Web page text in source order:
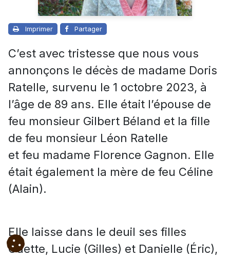
Imprimer Partager
C’est avec tristesse que nous vous
annonçons le décès de madame Doris
Ratelle, survenu le 1 octobre 2023, à
l’âge de 89 ans. Elle était l’épouse de
feu monsieur Gilbert Béland et la fille
de feu monsieur Léon Ratelle
et feu madame Florence Gagnon. Elle
était également la mère de feu Céline
(Alain).
Elle laisse dans le deuil ses filles
Odette, Lucie (Gilles) et Danielle (Éric),